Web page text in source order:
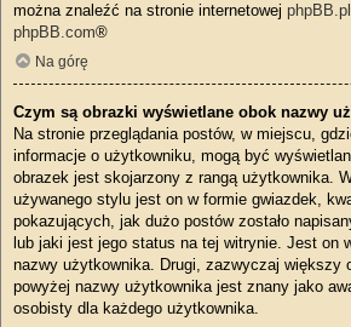
można znaleźć na stronie internetowej phpBB.pl
phpBB.com®
Na górę
Czym są obrazki wyświetlane obok nazwy
Na stronie przeglądania postów, w miejscu,
informacje o użytkowniku, mogą być
obrazek jest skojarzony z rangą użytkownika.
używanego stylu jest on w formie gwiazdek,
pokazujących, jak dużo postów zostało
lub jaki jest jego status na tej witrynie. Jest on
nazwy użytkownika. Drugi, zazwyczaj większy
powyżej nazwy użytkownika jest znany jako
osobisty dla każdego użytkownika.